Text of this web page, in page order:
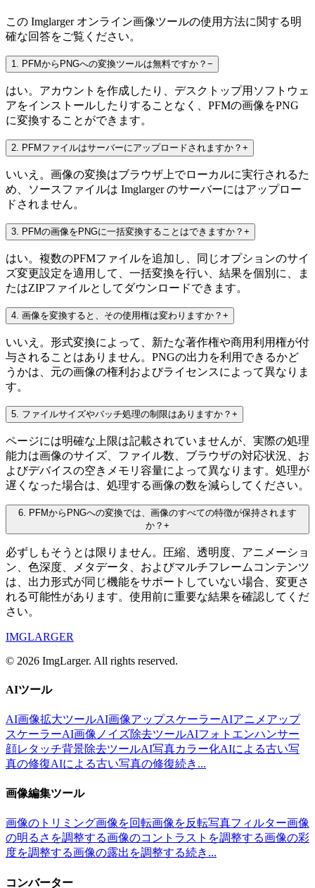
この Imglarger オンライン画像ツールの使用方法に関する明
確な回答をご覧ください。
1. PFMからPNGへの変換ツールは無料ですか？ −
はい。アカウントを作成したり、デスクトップ用ソフトウェ
アをインストールしたりすることなく、PFMの画像をPNG
に変換することができます。
2. PFMファイルはサーバーにアップロードされますか？ +
いいえ。画像の変換はブラウザ上でローカルに実行されるた
め、ソースファイルは Imglarger のサーバーにはアップロー
ドされません。
3. PFMの画像をPNGに一括変換することはできますか？ +
はい。複数のPFMファイルを追加し、同じオプションのサイ
ズ変更設定を適用して、一括変換を行い、結果を個別に、ま
たはZIPファイルとしてダウンロードできます。
4. 画像を変換すると、その使用権は変わりますか？ +
いいえ。形式変換によって、新たな著作権や商用利用権が付
与されることはありません。PNGの出力を利用できるかど
うかは、元の画像の権利およびライセンスによって異なりま
す。
5. ファイルサイズやバッチ処理の制限はありますか？ +
ページには明確な上限は記載されていませんが、実際の処理
能力は画像のサイズ、ファイル数、ブラウザの対応状況、お
よびデバイスの空きメモリ容量によって異なります。処理が
遅くなった場合は、処理する画像の数を減らしてください。
6. PFMからPNGへの変換では、画像のすべての特徴が保持されます
か？ +
必ずしもそうとは限りません。圧縮、透明度、アニメーショ
ン、色深度、メタデータ、およびマルチフレームコンテンツ
は、出力形式が同じ機能をサポートしていない場合、変更さ
れる可能性があります。使用前に重要な結果を確認してくだ
さい。
IMGLARGER
© 2026 ImgLarger. All rights reserved.
AIツール
AI画像拡大ツールAI画像アップスケーラーAIアニメアップ
スケーラーAI画像ノイズ除去ツールAIフォトエンハンサー
顔レタッチ背景除去ツールAI写真カラー化AIによる古い写
真の修復AIによる古い写真の修復続き...
画像編集ツール
画像のトリミング画像を回転画像を反転写真フィルター画像
の明るさを調整する画像のコントラストを調整する画像の彩
度を調整する画像の露出を調整する続き...
コンバーター